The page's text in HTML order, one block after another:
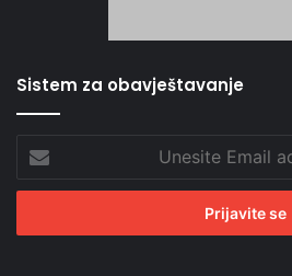
Sistem za obavještavanje
Email
adresu